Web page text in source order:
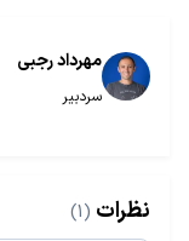
مهرداد رجبی
سردبیر
نظرات (1)